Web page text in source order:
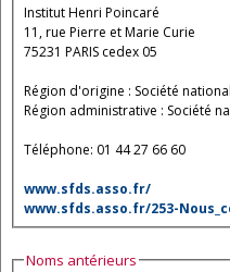
Institut Henri Poincaré
11, rue Pierre et Marie Curie
75231 PARIS cedex 05
Région d'origine : Société
Région administrative : Société
Téléphone: 01 44 27 66 60
www.sfds.asso.fr/
www.sfds.asso.fr/253-
Noms antérieurs